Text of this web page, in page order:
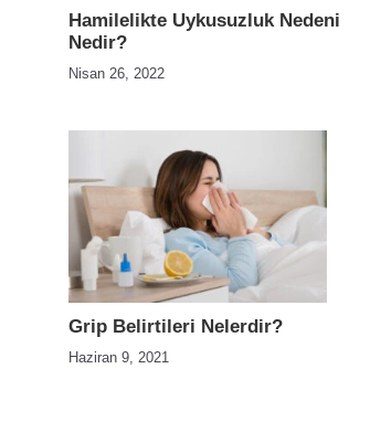
Hamilelikte Uykusuzluk Nedeni
Nedir?
Nisan 26, 2022
Grip Belirtileri Nelerdir?
Haziran 9, 2021